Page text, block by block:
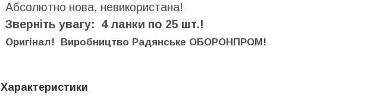
Абсолютно нова, невикористана!
Зверніть увагу: 4 ланки по 25 шт.!
Оригінал! Виробництво Радянське ОБОРОНПРОМ!
Характеристики